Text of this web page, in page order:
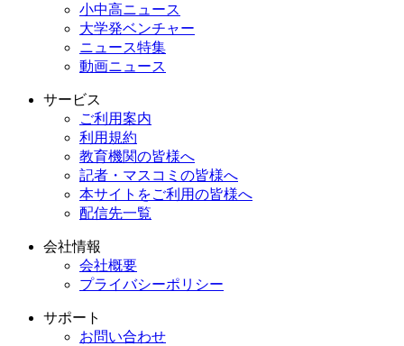
小中高ニュース
大学発ベンチャー
ニュース特集
動画ニュース
サービス
ご利用案内
利用規約
教育機関の皆様へ
記者・マスコミの皆様へ
本サイトをご利用の皆様へ
配信先一覧
会社情報
会社概要
プライバシーポリシー
サポート
お問い合わせ